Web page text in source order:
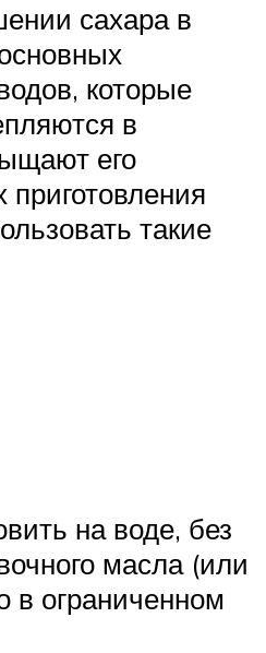
сахара в
которые
в
его
такие
на воде, без
масла (или
в ограниченном